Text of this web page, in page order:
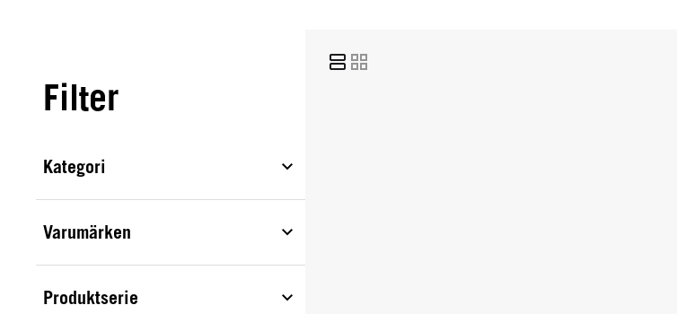
Filter
Kategori
Varumärken
Produktserie